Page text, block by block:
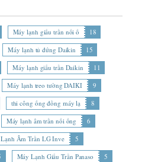
Máy lạnh giấu trần nối ố
18
Máy lạnh tủ đứng Daikin
15
Máy lạnh giấu trần Daikin
11
Máy lạnh treo tường DAIKI
9
thi công ống đồng máy lạ
8
Máy lạnh âm trần nối ống
6
Âm Trần LG Inve
5
Máy Lạnh Giấu Trần Panaso
5